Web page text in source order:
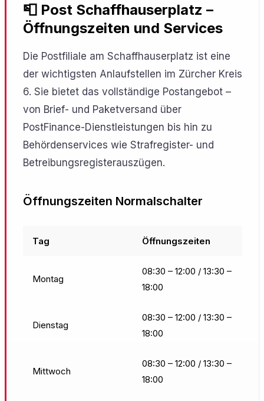
📮 Post Schaffhauserplatz –
Öffnungszeiten und Services
Die Postfiliale am Schaffhauserplatz ist eine
der wichtigsten Anlaufstellen im Zürcher Kreis
6. Sie bietet das vollständige Postangebot –
von Brief- und Paketversand über
PostFinance-Dienstleistungen bis hin zu
Behördenservices wie Strafregister- und
Betreibungsregisterauszügen.
Öffnungszeiten Normalschalter
Tag Öffnungszeiten
Montag
08:30 – 12:00 / 13:30 –
18:00
Dienstag
08:30 – 12:00 / 13:30 –
18:00
Mittwoch
08:30 – 12:00 / 13:30 –
18:00